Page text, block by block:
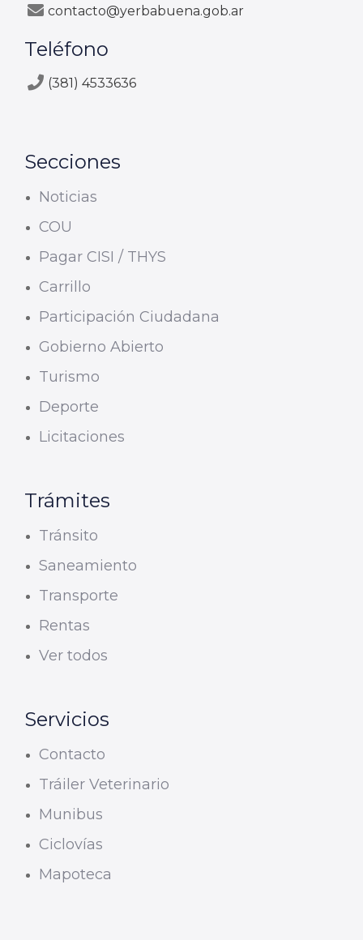
contacto@yerbabuena.gob.ar
Teléfono
(381) 4533636
Secciones
Noticias
COU
Pagar CISI / THYS
Carrillo
Participación Ciudadana
Gobierno Abierto
Turismo
Deporte
Licitaciones
Trámites
Tránsito
Saneamiento
Transporte
Rentas
Ver todos
Servicios
Contacto
Tráiler Veterinario
Munibus
Ciclovías
Mapoteca